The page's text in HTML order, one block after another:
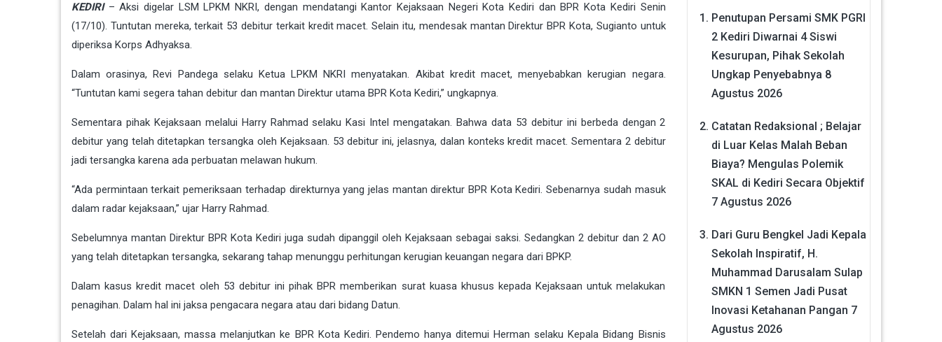
KEDIRI – Aksi digelar LSM LPKM NKRI, dengan mendatangi Kantor Kejaksaan Negeri Kota Kediri dan BPR Kota Kediri Senin
(17/10). Tuntutan mereka, terkait 53 debitur terkait kredit macet. Selain itu, mendesak mantan Direktur BPR Kota, Sugianto untuk
diperiksa Korps Adhyaksa.
Dalam orasinya, Revi Pandega selaku Ketua LPKM NKRI menyatakan. Akibat kredit macet, menyebabkan kerugian negara.
“Tuntutan kami segera tahan debitur dan mantan Direktur utama BPR Kota Kediri,” ungkapnya.
Sementara pihak Kejaksaan melalui Harry Rahmad selaku Kasi Intel mengatakan. Bahwa data 53 debitur ini berbeda dengan 2
debitur yang telah ditetapkan tersangka oleh Kejaksaan. 53 debitur ini, jelasnya, dalan konteks kredit macet. Sementara 2 debitur
jadi tersangka karena ada perbuatan melawan hukum.
“Ada permintaan terkait pemeriksaan terhadap direkturnya yang jelas mantan direktur BPR Kota Kediri. Sebenarnya sudah masuk
dalam radar kejaksaan,” ujar Harry Rahmad.
Sebelumnya mantan Direktur BPR Kota Kediri juga sudah dipanggil oleh Kejaksaan sebagai saksi. Sedangkan 2 debitur dan 2 AO
yang telah ditetapkan tersangka, sekarang tahap menunggu perhitungan kerugian keuangan negara dari BPKP.
Dalam kasus kredit macet oleh 53 debitur ini pihak BPR memberikan surat kuasa khusus kepada Kejaksaan untuk melakukan
penagihan. Dalam hal ini jaksa pengacara negara atau dari bidang Datun.
Setelah dari Kejaksaan, massa melanjutkan ke BPR Kota Kediri. Pendemo hanya ditemui Herman selaku Kepala Bidang Bisnis
Penutupan Persami SMK PGRI
2 Kediri Diwarnai 4 Siswi
Kesurupan, Pihak Sekolah
Ungkap Penyebabnya 8
Agustus 2026
Catatan Redaksional ; Belajar
di Luar Kelas Malah Beban
Biaya? Mengulas Polemik
SKAL di Kediri Secara Objektif
7 Agustus 2026
Dari Guru Bengkel Jadi Kepala
Sekolah Inspiratif, H.
Muhammad Darusalam Sulap
SMKN 1 Semen Jadi Pusat
Inovasi Ketahanan Pangan 7
Agustus 2026